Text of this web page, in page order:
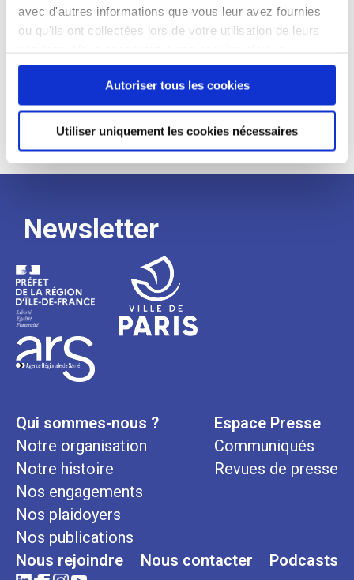
avec d'autres informations que vous leur avez fournies
ou qu'ils ont collectées lors de votre utilisation de leurs
continuez à utiliser notre site Web.
Autoriser tous les cookies
Utiliser uniquement les cookies nécessaires
Processus
de
recrutement
Newsletter
Qui sommes-nous ?
Notre organisation
Notre histoire
Nos engagements
Nos plaidoyers
Nos publications
Espace Presse
Communiqués
Revues de presse
Nous rejoindre Nous contacter Podcasts